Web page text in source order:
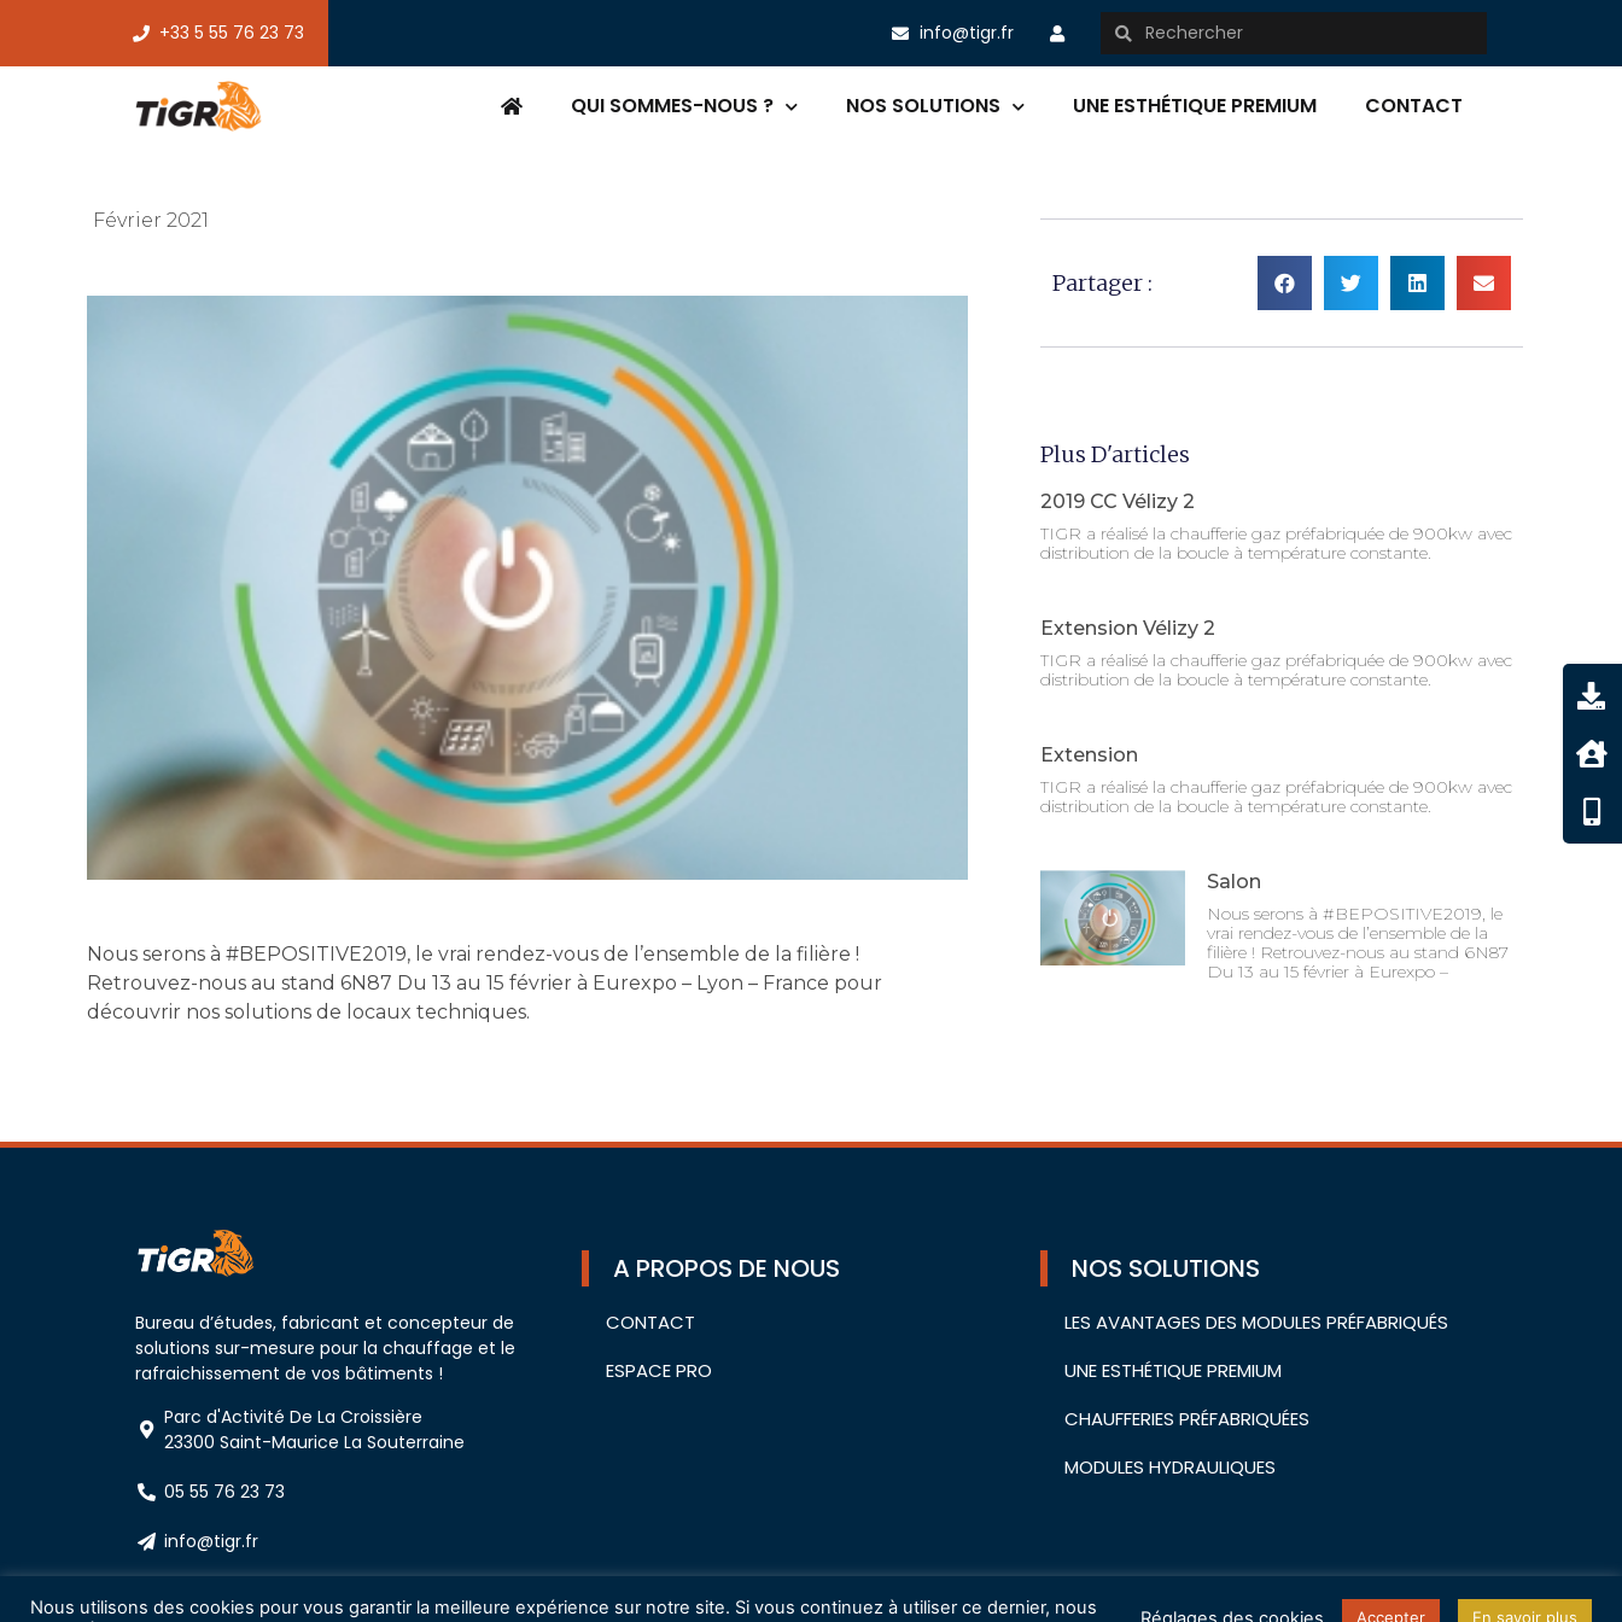
+33 5 55 76 23 73 info@tigr.fr
QUI SOMMES-NOUS ? NOS SOLUTIONS UNE ESTHÉTIQUE PREMIUM CONTACT
Février 2021
Nous serons à #BEPOSITIVE2019, le vrai rendez-vous de l’ensemble de la filière !
Retrouvez-nous au stand 6N87 Du 13 au 15 février à Eurexpo – Lyon – France pour
découvrir nos solutions de locaux techniques.
Partager :
Plus D'articles
2019 CC Vélizy 2
TIGR a réalisé la chaufferie gaz préfabriquée de 900kw avec
distribution de la boucle à température constante.
Extension Vélizy 2
TIGR a réalisé la chaufferie gaz préfabriquée de 900kw avec
distribution de la boucle à température constante.
Extension
TIGR a réalisé la chaufferie gaz préfabriquée de 900kw avec
distribution de la boucle à température constante.
Salon
Nous serons à #BEPOSITIVE2019, le
vrai rendez-vous de l’ensemble de la
filière ! Retrouvez-nous au stand 6N87
Du 13 au 15 février à Eurexpo –
Bureau d’études, fabricant et concepteur de
solutions sur-mesure pour la chauffage et le
rafraichissement de vos bâtiments !
Parc d'Activité De La Croissière
23300 Saint-Maurice La Souterraine
05 55 76 23 73
info@tigr.fr
A PROPOS DE NOUS
CONTACT
ESPACE PRO
NOS SOLUTIONS
LES AVANTAGES DES MODULES PRÉFABRIQUÉS
UNE ESTHÉTIQUE PREMIUM
CHAUFFERIES PRÉFABRIQUÉES
MODULES HYDRAULIQUES
Nous utilisons des cookies pour vous garantir la meilleure expérience sur notre site. Si vous continuez à utiliser ce dernier, nous
Accepter En savoir plus